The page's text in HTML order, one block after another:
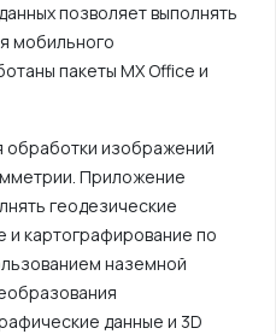
позволяет выполнять
мобильного
пакеты MX Office и
изображений
Приложение
геодезические
картографирование по
наземной
данные и 3D